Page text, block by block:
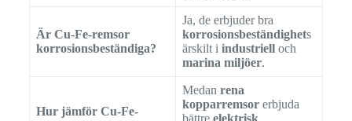
Är Cu-Fe-remsor
korrosionsbeständiga?
Ja, de erbjuder bra
korrosionsbeständighets
ärskilt i industrielloch
marina miljöer.
Hur jämför Cu-Fe-
Medan rena
kopparremsorerbjuda
bättre elektrisk